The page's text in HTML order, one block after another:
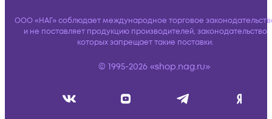
ООО «НАГ» соблюдает международное торговое
и не поставляет продукцию производителей, законодательство
которых запрещает такие поставки.
© 1995-2026 «shop.nag.ru»